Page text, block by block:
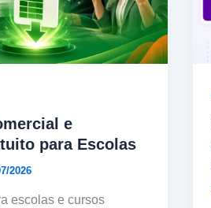
e
para Escolas
2026
escolas e cursos